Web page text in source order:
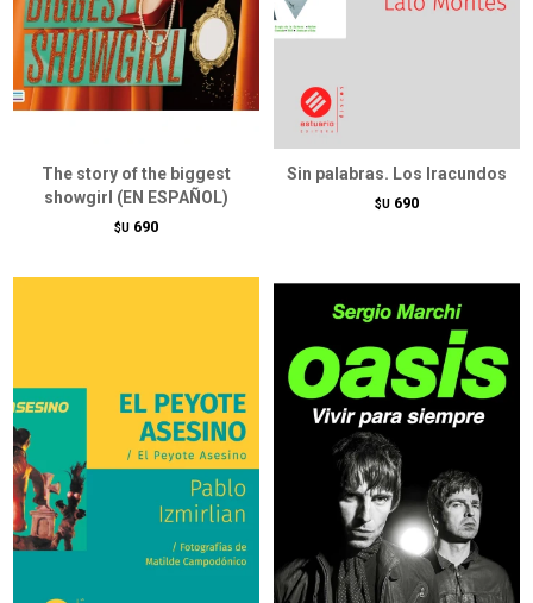
The story of the biggest
showgirl (EN ESPAÑOL)
$U 690
Sin palabras. Los Iracundos
$U 690